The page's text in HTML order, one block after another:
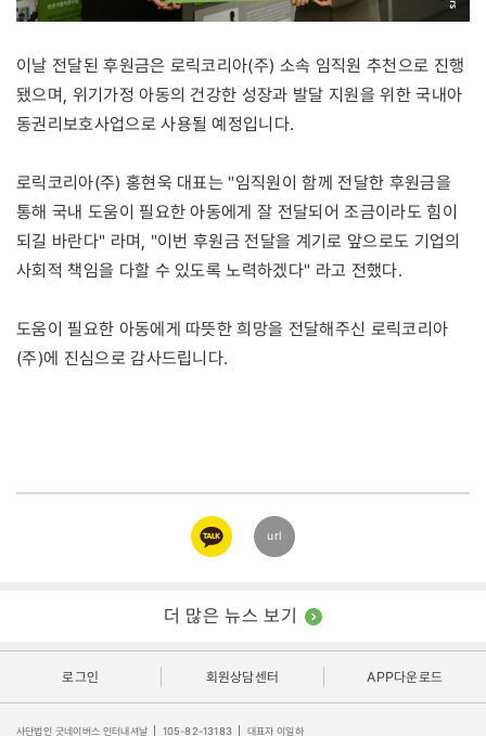
이날 전달된 후원금은 로릭코리아(주) 소속 임직원 추천으로 진행
됐으며, 위기가정 아동의 건강한 성장과 발달 지원을 위한 국내아
동권리보호사업으로 사용될 예정입니다.
로릭코리아(주) 홍현욱 대표는 "임직원이 함께 전달한 후원금을
통해 국내 도움이 필요한 아동에게 잘 전달되어 조금이라도 힘이
되길 바란다" 라며, "이번 후원금 전달을 계기로 앞으로도 기업의
사회적 책임을 다할 수 있도록 노력하겠다" 라고 전했다.
도움이 필요한 아동에게 따뜻한 희망을 전달해주신 로릭코리아
(주)에 진심으로 감사드립니다.
카카오
링크
url
더 많은 뉴스 보기
로그인 회원상담센터 APP다운로드
사단법인 굿네이버스 인터내셔날 105-82-13183 대표자 이일하